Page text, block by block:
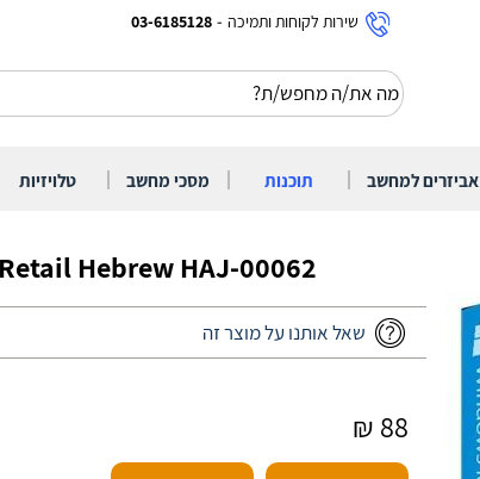
שירות לקוחות ותמיכה -
03-6185128
אביזרים למחשב | תוכנות | מסכי מחשב | טלויזיות
Hebrew HAJ-00062
שאל אותנו על מוצר זה
88 ₪